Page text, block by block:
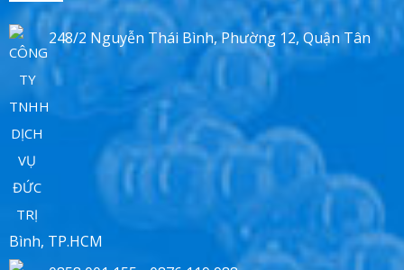
248/2 Nguyễn Thái Bình, Phường 12, Quận Tân
Bình, TP.HCM